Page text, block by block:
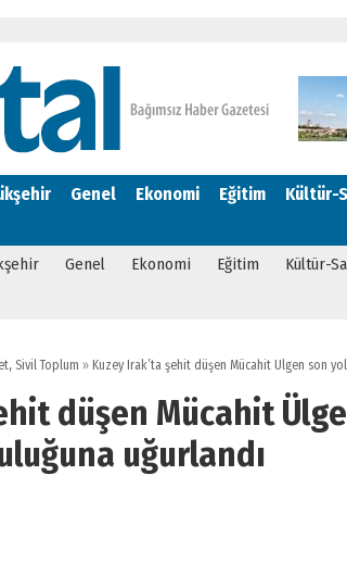
Genel Ekonomi Eğitim Kültür-
Genel Ekonomi Eğitim Kültür-
, Sivil Toplum »Kuzey Irak’ta şehit düşen Mücahit Ülgen son
düşen Mücahit
uğurlandı